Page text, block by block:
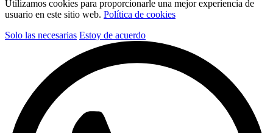
Utilizamos cookies para proporcionarle una mejor experiencia de
usuario en este sitio web. Política de cookies
Solo las necesarias Estoy de acuerdo